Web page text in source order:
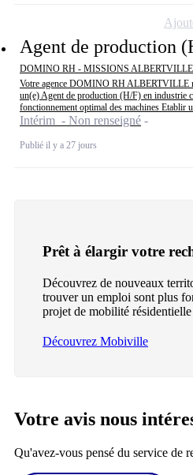
Agent de production
DOMINO RH - MISSIONS
Votre agence DOMINO RH ALBERTVILLE
un(e) Agent de production (H/F) en industrie
fonctionnement optimal des machines Etablir
Intérim - Non renseigné
Publié il y a 27 jours
Prêt à élargir votre
Découvrez de nouveaux
trouver un emploi sont plus
projet de mobilité résidentielle
Découvrez Mobiville
Votre avis nous
Qu'avez-vous pensé du service de